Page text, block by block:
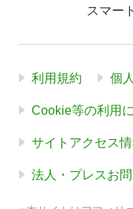
スマー
利用規約 個
Cookie等の利用
サイトアクセス
法人・プレスお